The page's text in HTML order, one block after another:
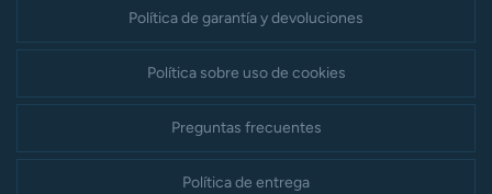
Política de garantía y devoluciones
Política sobre uso de cookies
Preguntas frecuentes
Política de entrega